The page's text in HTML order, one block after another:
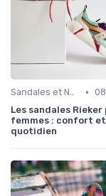
Sandales et Nu-pieds •
Les sandales Rieker
femmes : confort
quotidien